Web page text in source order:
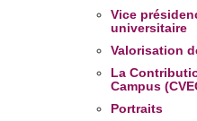
Vice
universitaire
Valorisation
La
Campus
Portraits